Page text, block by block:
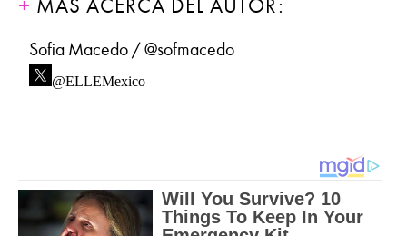
MÁS ACERCA DEL AUTOR:
Sofia Macedo / @sofmacedo
@ELLEMexico